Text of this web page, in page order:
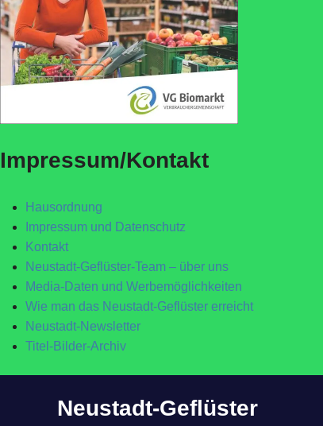
Impressum/Kontakt
Hausordnung
Impressum und Datenschutz
Kontakt
Neustadt-Geflüster-Team – über uns
Media-Daten und Werbemöglichkeiten
Wie man das Neustadt-Geflüster erreicht
Neustadt-Newsletter
Titel-Bilder-Archiv
Neustadt-Geflüster